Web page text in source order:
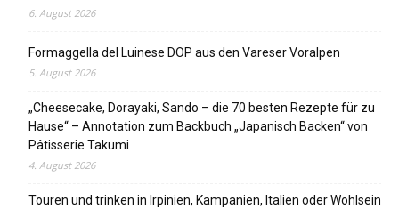
6. August 2026
Formaggella del Luinese DOP aus den Vareser Voralpen
5. August 2026
„Cheesecake, Dorayaki, Sando – die 70 besten Rezepte für zu
Hause“ – Annotation zum Backbuch „Japanisch Backen“ von
Pâtisserie Takumi
4. August 2026
Touren und trinken in Irpinien, Kampanien, Italien oder Wohlsein